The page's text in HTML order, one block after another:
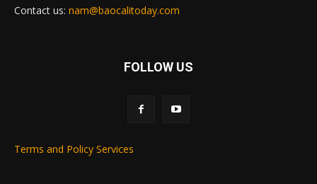
Contact us: nam@baocalitoday.com
FOLLOW US
Terms and Policy Services